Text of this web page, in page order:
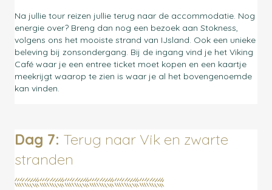
Na jullie tour reizen jullie terug naar de accommodatie. Nog
energie over? Breng dan nog een bezoek aan Stokness,
volgens ons het mooiste strand van IJsland. Ook een unieke
beleving bij zonsondergang. Bij de ingang vind je het Viking
Café waar je een entree ticket moet kopen en een kaartje
meekrijgt waarop te zien is waar je al het bovengenoemde
kan vinden.
Dag 7: Terug naar Vik en zwarte
stranden